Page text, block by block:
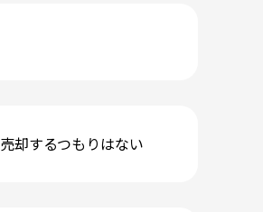
売却するつもりはない